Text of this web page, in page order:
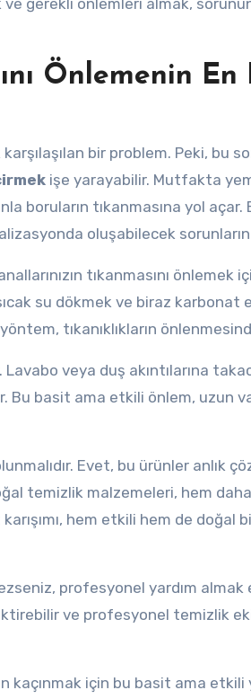
gerekli önlemleri almak,
Önlemenin
karşılaşılan bir problem. Peki, bu
işe yarayabilir. Mutfakta
boruların tıkanmasına yol
oluşabilecek
tıkanmasını önlemek
su dökmek ve biraz karbonat
tıkanıklıkların
veya duş akıntılarına
basit ama etkili önlem, uzun
Evet, bu ürünler anlık
temizlik malzemeleri, hem
hem etkili hem de doğal
profesyonel yardım almak
ve profesyonel temizlik
kaçınmak için bu basit ama